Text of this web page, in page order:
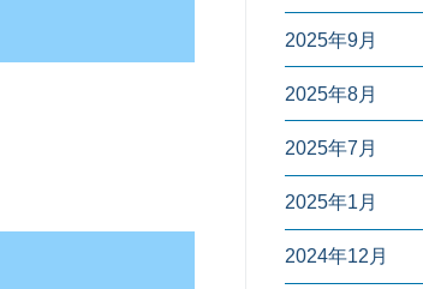
2025年9月
2025年8月
2025年7月
2025年1月
2024年12月